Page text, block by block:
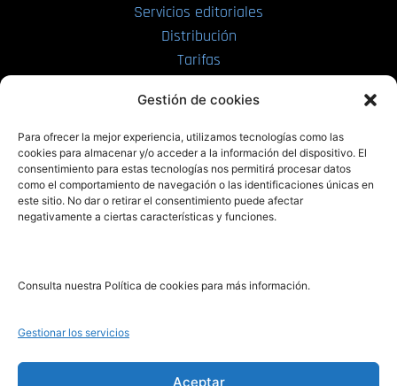
Gestión de cookies
Para ofrecer la mejor experiencia, utilizamos tecnologías como las
cookies para almacenar y/o acceder a la información del dispositivo. El
consentimiento para estas tecnologías nos permitirá procesar datos
como el comportamiento de navegación o las identificaciones únicas en
este sitio. No dar o retirar el consentimiento puede afectar
negativamente a ciertas características y funciones.
Consulta nuestra Política de cookies para más información.
Gestionar los servicios
Aceptar
Servicios editoriales
Distribución
Tarifas
PRL | Films
PRL | Play
PRL | LAB
Noticias
Legal